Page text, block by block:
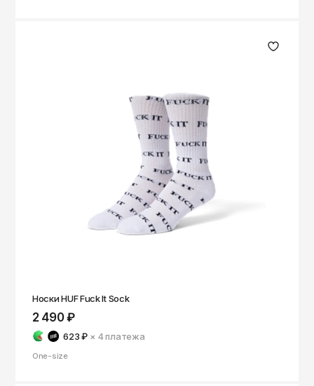
Носки HUF Fuck It Sock
2 490 ₽
623 ₽ × 4платежа
One-size